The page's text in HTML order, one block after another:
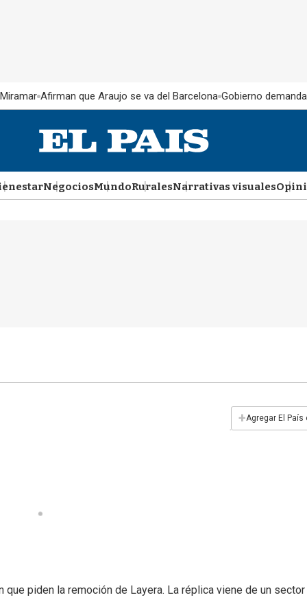
Afirman que Araujo se va del Barcelona Gobierno
NegociosMundoRuralesNarrativas visuales
+Agregar El País
piden la remoción de Layera. La réplica viene de un sector